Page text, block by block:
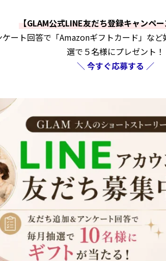
【GLAM公式LINE友だち登録キャンペー
ート回答で「Amazonギフトカード」な
選で５名様にプレゼント！
＼ 今すぐ応募する ／